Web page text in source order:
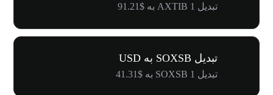
تبدیل 1 AXTIB به $91.21
تبدیل SOXSB به USD
تبدیل 1 SOXSB به $41.31